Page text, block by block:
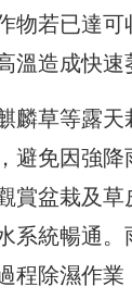
物若已達可
溫造成快速
麟草等露
避免因強降
賞盆栽及草
系統暢通
程除濕作業